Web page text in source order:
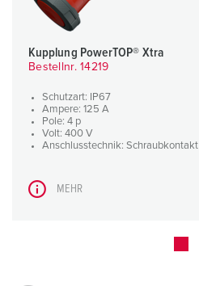
Kupplung PowerTOP® Xtra
Bestellnr. 14219
Schutzart: IP67
Ampere: 125 A
Pole: 4 p
Volt: 400 V
Anschlusstechnik: Schraubkontakt
MEHR